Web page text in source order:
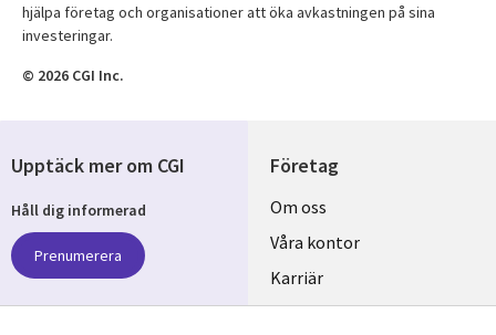
hjälpa företag och organisationer att öka avkastningen på sina
investeringar.
© 2026 CGI Inc.
Företag
Useful
links
SWEDEN
Om oss
Våra kontor
Karriär
Hållbarhet
Upptäck mer om CGI
Håll dig informerad
Prenumerera